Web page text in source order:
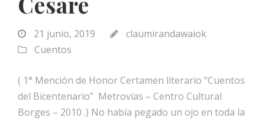
21 junio, 2019
claumirandawaiok
Cuentos
( 1° Mención de Honor Certamen literario “Cuentos
del Bicentenario” Metrovías – Centro Cultural
Borges – 2010 .) No había pegado un ojo en toda la